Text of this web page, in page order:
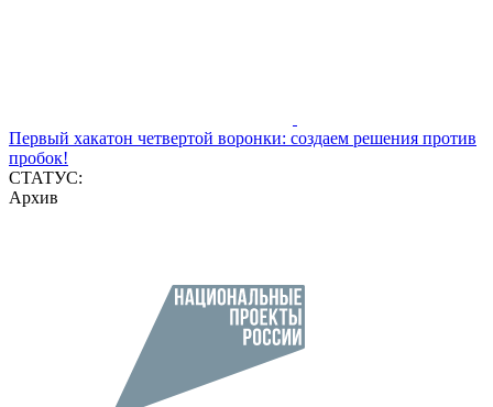
Первый хакатон четвертой воронки: создаем решения против
пробок!
СТАТУС:
Архив